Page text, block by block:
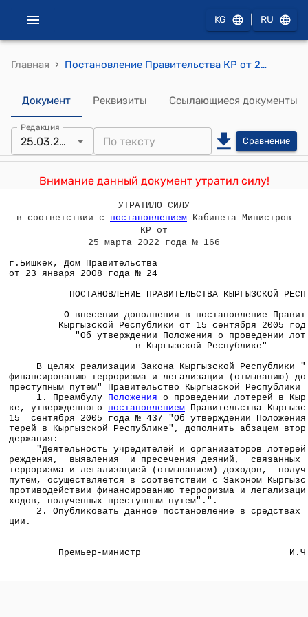
KG RU
Главная › Постановление Правительства КР от 23 января 2008 года № 24 "О внесении дополнения в постановление Правительства Кыргызской Республики от 15 сентября 2005 года № 437 "Об утверждении Положения о проведении лотерей в Кыргызской Республике"
Документ Реквизиты Ссылающиеся документы
Редакция
25.03.2022 Сравнение
Внимание данный документ утратил силу!